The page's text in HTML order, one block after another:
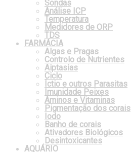
Sondas
Análise ICP
Temperatura
Medidores de ORP
TDS
FARMÁCIA
Algas e Pragas
Controlo de Nutrientes
Aiptasias
Ciclo
Íctio e outros Parasitas
Imunidade Peixes
Aminos e Vitaminas
Pigmentação dos corais
Iodo
Banho de corais
Ativadores Biológicos
Desintoxicantes
AQUÁRIO